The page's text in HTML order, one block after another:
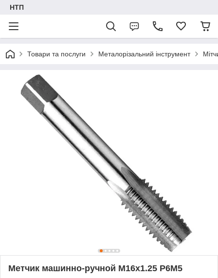
НТП
Товари та послуги Металорізальний інструмент
Метчик машинно-ручной М16х1.25 Р6М5